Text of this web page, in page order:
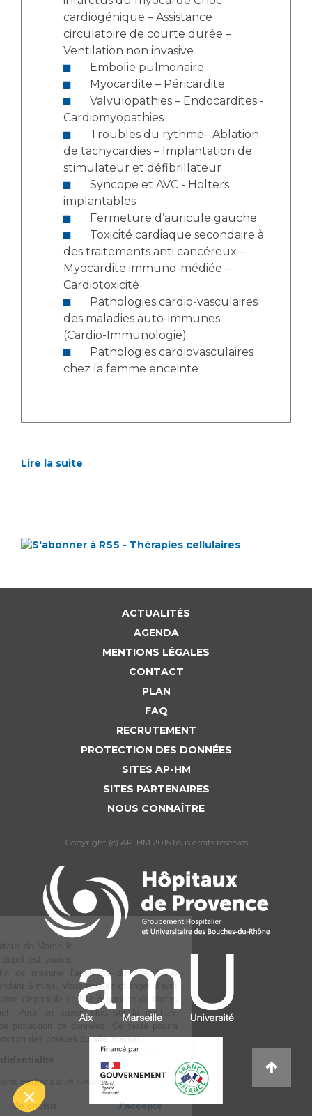
cardiogénique – Assistance
circulatoire de courte durée –
Ventilation non invasive
Embolie pulmonaire
Myocardite – Péricardite
Cardiomyopathies
de tachycardies – Implantation de
stimulateur et défibrillateur
implantables
Fermeture d’auricule gauche
des traitements anti cancéreux –
Myocardite immuno-médiée –
Cardiotoxicité
des maladies auto-immunes
(Cardio-Immunologie)
chez la femme enceinte
Lire la suite
ACTUALITÉS
AGENDA
MENTIONS LÉGALES
CONTACT
PLAN
FAQ
RECRUTEMENT
PROTECTION DES DONNÉES
SITES AP-HM
SITES PARTENAIRES
NOUS CONNAÎTRE
Copyright (c) AP-HM 2015 tous droits reservés
L’Assistance publique Hôpitaux de Marseille
l’audience du site. Nous conservons votre choix pendant 6 mois. Vous
pouvez changer d’avis à tout moment via notre icône disponible en
bas à gauche de toutes les pages du site internet. Pour en savoir plus
sur la gestion, consulter notre Politique de protection de données. Ce
Lire la politique de confidentialité
Consentements certifiés par
Je refuse Je choisis